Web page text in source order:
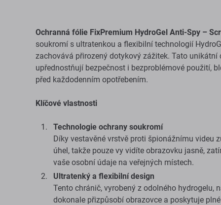
Ochranná fólie FixPremium HydroGel Anti-Spy –
soukromí s ultratenkou a flexibilní technologií
zachovává přirozený dotykový zážitek. Tato unikátní
upřednostňují bezpečnost i bezproblémové použití,
před každodenním opotřebením.
Klíčové vlastnosti
Technologie ochrany soukromí
Díky vestavěné vrstvě proti špionážnímu videu
úhel, takže pouze vy vidíte obrazovku jasně,
vaše osobní údaje na veřejných místech.
Ultratenký a flexibilní design
Tento chránič, vyrobený z odolného hydrogelu,
dokonale přizpůsobí obrazovce a poskytuje